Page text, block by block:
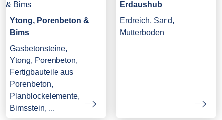
Ytong, Porenbeton &
Bims
Gasbetonsteine,
Ytong, Porenbeton,
Fertigbauteile aus
Porenbeton,
Planblockelemente,
Bimsstein, ...
Erdaushub
Erdreich, Sand,
Mutterboden